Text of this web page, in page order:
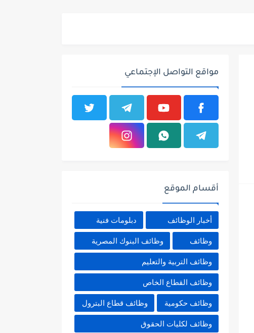
مواقع التواصل الإجتماعي
أقسام الموقع
أخبار الوظائف دبلومات فنية
وظائف وظائف البنوك المصرية
وظائف التربية والتعليم
وظائف القطاع الخاص
وظائف حكومية وظائف قطاع البترول
وظائف لكليات الحقوق